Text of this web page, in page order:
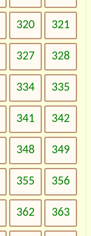
320 321
327 328
334 335
341 342
348 349
355 356
362 363